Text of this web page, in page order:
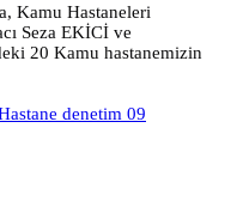
Kamu Hastaneleri
Seza EKİCİ ve
20 Kamu hastanemizin